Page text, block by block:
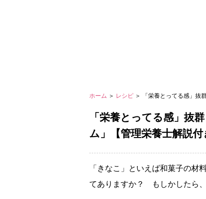
ホーム ＞ レシピ ＞ 「栄養とってる感」抜
「栄養とってる感」抜
ム」【管理栄養士解説付
「きなこ」といえば和菓子の材
てありますか？ もしかしたら、